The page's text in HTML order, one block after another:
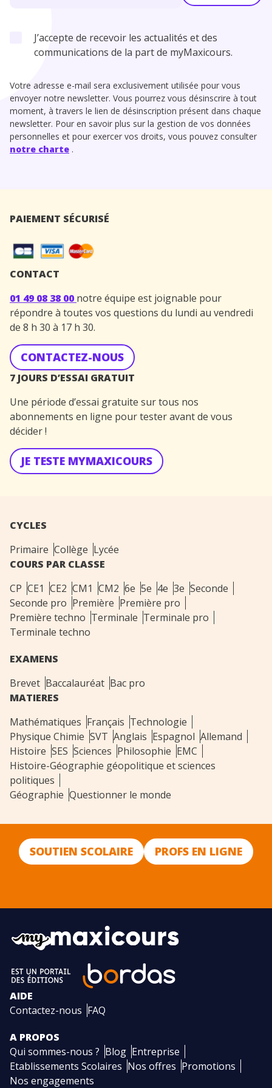
J’accepte de recevoir les actualités et des
communications de la part de myMaxicours.
Votre adresse e-mail sera exclusivement utilisée pour vous
envoyer notre newsletter. Vous pourrez vous désinscrire à tout
moment, à travers le lien de désinscription présent dans chaque
newsletter. Pour en savoir plus sur la gestion de vos données
personnelles et pour exercer vos droits, vous pouvez consulter
notre charte .
PAIEMENT SÉCURISÉ
CONTACT
01 49 08 38 00 notre équipe est joignable pour
répondre à toutes vos questions du lundi au vendredi
de 8 h 30 à 17 h 30.
CONTACTEZ-NOUS
7 JOURS D’ESSAI GRATUIT
Une période d’essai gratuite sur tous nos
abonnements en ligne pour tester avant de vous
décider !
JE TESTE MYMAXICOURS
CYCLES
Primaire Collège Lycée
COURS PAR CLASSE
CP CE1 CE2 CM1 CM2 6e 5e 4e 3e Seconde
Seconde pro Première Première pro
Première techno Terminale Terminale pro
Terminale techno
EXAMENS
Brevet Baccalauréat Bac pro
MATIERES
Mathématiques Français Technologie
Physique Chimie SVT Anglais Espagnol Allemand
Histoire SES Sciences Philosophie EMC
Histoire-Géographie géopolitique et sciences
politiques
Géographie Questionner le monde
SOUTIEN SCOLAIRE PROFS EN LIGNE
AIDE
Contactez-nous FAQ
A PROPOS
Qui sommes-nous ? Blog Entreprise
Etablissements Scolaires Nos offres Promotions
Nos engagements